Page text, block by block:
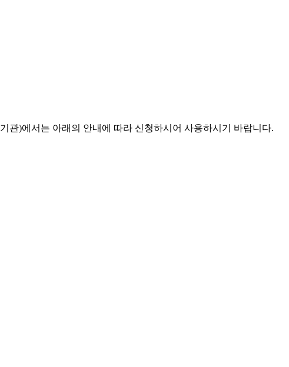
관)에서는 아래의 안내에 따라 신청하시어 사용하시기 바랍니다.